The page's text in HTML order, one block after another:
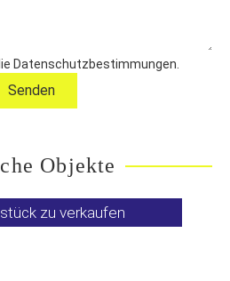
Datenschutzbestimmungen.
Objekte
zu verkaufen